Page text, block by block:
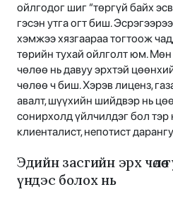
ойлгодог шиг “төргүй байх
гэсэн утга огт биш.
хэмжээ хязгаараа тогтоож
төрийн тухай ойлголт юм. Мөн
чөлөө нь давуу эрхтэй
чөлөө ч биш. Хэрэв лиценз,
авалт, шүүхийн шийдвэр нь
сонирхолд үйлчилдэг бол тэр
клиенталист, непотист
Эдийн засгийн эрх чөлөө
үндэс болох нь